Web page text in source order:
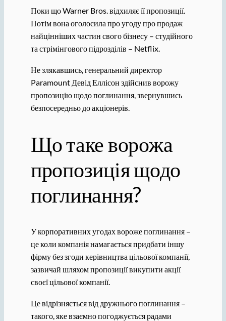
Поки що Warner Bros. відхиляє її пропозиції.
Потім вона оголосила про угоду про продаж
найцінніших частин свого бізнесу – студійного
та стрімінгового підрозділів – Netflix.
Не злякавшись, генеральний директор
Paramount Девід Еллісон здійснив ворожу
пропозицію щодо поглинання, звернувшись
безпосередньо до акціонерів.
Що таке ворожа
пропозиція щодо
поглинання?
У корпоративних угодах вороже поглинання –
це коли компанія намагається придбати іншу
фірму без згоди керівництва цільової компанії,
зазвичай шляхом пропозиції викупити акції
своєї цільової компанії.
Це відрізняється від дружнього поглинання –
такого, яке взаємно погоджується радами